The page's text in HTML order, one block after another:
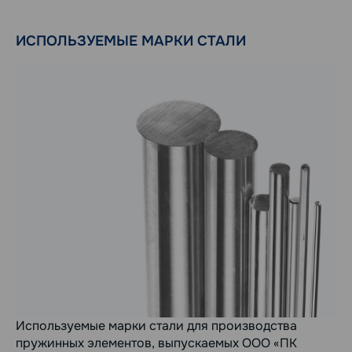
ИСПОЛЬЗУЕМЫЕ МАРКИ СТАЛИ
Используемые марки стали для производства
пружинных элементов, выпускаемых ООО «ПК